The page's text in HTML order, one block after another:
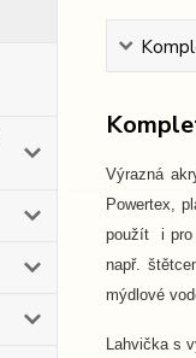
Výrazná
Powertex,
použít i pro
např.
mýdlové
Lahvička s